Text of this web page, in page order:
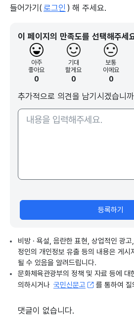
들어가기( 로그인 ) 해 주세요.
이 페이지의 만족도를 선택해주세
아주
좋아요
0
기대
할게요
0
보통
이에요
0
추가적으로 의견을 남기시겠습니
등록하기
비방 · 욕설, 음란한 표현, 상업적인 광
정인의 개인정보 유출 등의 내용은 게시
될 수 있음을 알려드립니다.
문화체육관광부의 정책 및 자료 등에 대
의하시거나 국민신문고 를 통하여 질
댓글이 없습니다.